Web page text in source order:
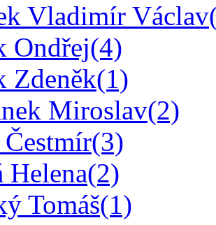
Vladimír Václav
Ondřej(4)
Zdeněk(1)
Miroslav(2)
Čestmír(3)
Helena(2)
Tomáš(1)